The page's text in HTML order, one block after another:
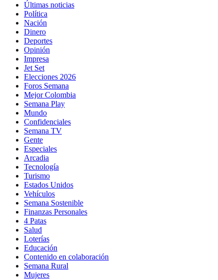
Últimas noticias
Política
Nación
Dinero
Deportes
Opinión
Impresa
Jet Set
Elecciones 2026
Foros Semana
Mejor Colombia
Semana Play
Mundo
Confidenciales
Semana TV
Gente
Especiales
Arcadia
Tecnología
Turismo
Estados Unidos
Vehículos
Semana Sostenible
Finanzas Personales
4 Patas
Salud
Loterías
Educación
Contenido en colaboración
Semana Rural
Mujeres